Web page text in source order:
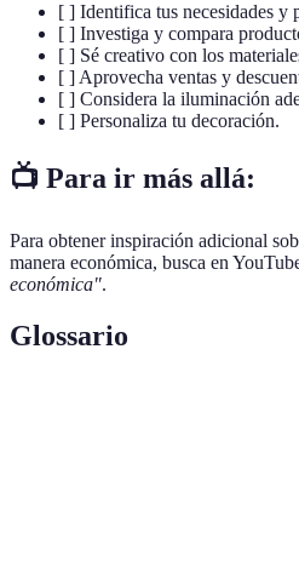
[ ] Identifica tus necesidades y
[ ] Investiga y compara
[ ] Sé creativo con los
[ ] Aprovecha ventas y
[ ] Considera la iluminación
[ ] Personaliza tu decoración.
📺 Para ir más allá:
Para obtener inspiración adicional
manera económica, busca en
económica".
Glossario